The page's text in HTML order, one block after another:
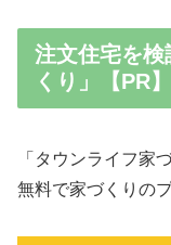
注文住宅を
くり」【PR】
「タウンライフ家
無料で家づくりの